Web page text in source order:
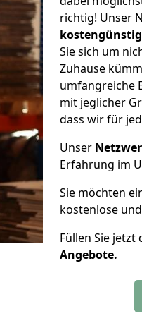
richtig! Unser
Sie sich um
Zuhause
umfangreiche
mit jeglicher
dass wir für
Unser
Erfahrung im
Sie möchten
kostenlose
Füllen Sie jetzt
Angebote.